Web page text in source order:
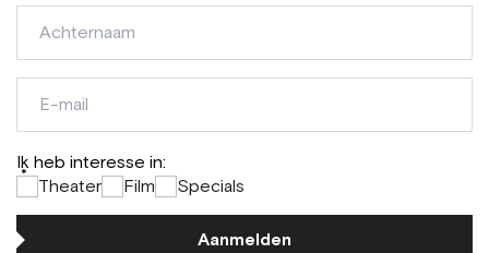
Ik heb interesse in:
*
Theater Film Specials
mail
Aanmelden